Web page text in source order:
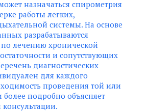
назначаться спирометрия
работы легких,
системы. На основе
разрабатываются
лечению хронической
и сопутствующих
диагностических
для каждого
проведения той или
подробно объясняет